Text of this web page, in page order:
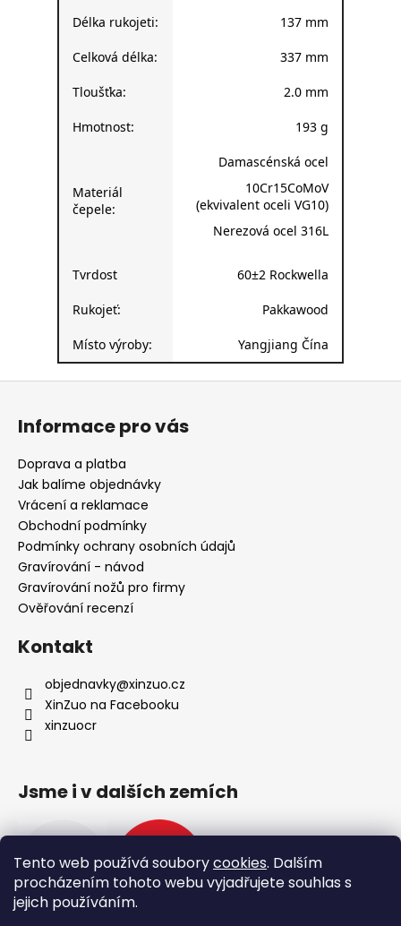
Tento web používá souborycookies. Dalším
procházením tohoto webu vyjadřujete souhlas s
jejich používáním.
Délka rukojeti: 137 mm
Celková délka: 337 mm
Tloušťka: 2.0 mm
Hmotnost: 193 g
Materiál
čepele:
Damascénská ocel
10Cr15CoMoV
(ekvivalent oceli VG10)
Nerezová ocel 316L
Tvrdost 60±2 Rockwella
Rukojeť: Pakkawood
Místo výroby: Yangjiang Čína
Informace pro vás
Doprava a platba
Jak balíme objednávky
Vrácení a reklamace
Obchodní podmínky
Podmínky ochrany osobních údajů
Gravírování - návod
Gravírování nožů pro firmy
Ověřování recenzí
Kontakt
objednavky@xinzuo.cz
XinZuo na Facebooku
xinzuocr
Jsme i v dalších zemích